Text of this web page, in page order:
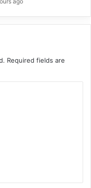
Required fields are